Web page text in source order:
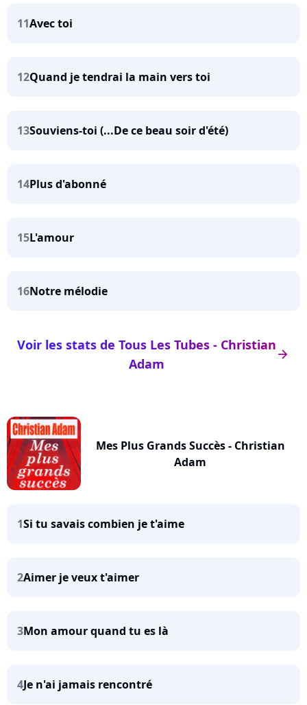
11Avec toi
12Quand je tendrai la main vers toi
13Souviens-toi (...De ce beau soir d'été)
14Plus d'abonné
15L'amour
16Notre mélodie
arrow_right
Voir les stats de Tous Les Tubes - Christian
Adam
Mes Plus Grands Succès - Christian
Adam
1Si tu savais combien je t'aime
2Aimer je veux t'aimer
3Mon amour quand tu es là
4Je n'ai jamais rencontré